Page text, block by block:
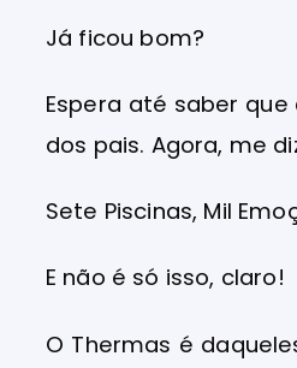
Já ficou bom?
Espera até saber
dos pais. Agora, me
Sete Piscinas, Mil
E não é só isso, claro!
O Thermas é